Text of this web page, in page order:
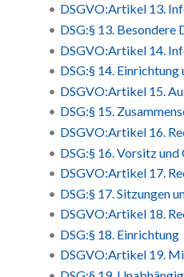
DSGVO:Artikel 13.
DSG:§ 13. Besondere
DSGVO:Artikel 14.
DSG:§ 14.
DSGVO:Artikel 15.
DSG:§ 15.
DSGVO:Artikel 16.
DSG:§ 16. Vorsitz
DSGVO:Artikel 17.
DSG:§ 17. Sitzungen
DSGVO:Artikel 18.
DSG:§ 18. Einrichtung
DSGVO:Artikel 19.